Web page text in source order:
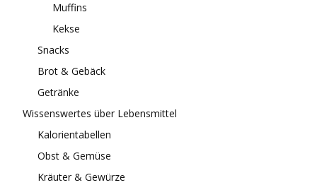
Muffins
Kekse
Snacks
Brot & Gebäck
Getränke
Wissenswertes über Lebensmittel
Kalorientabellen
Obst & Gemüse
Kräuter & Gewürze